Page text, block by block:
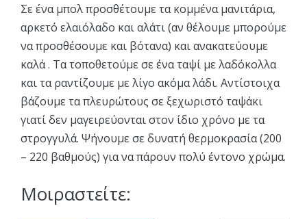
Σε ένα μπολ προσθέτουμε τα κομμένα μανιτάρια,
αρκετό ελαιόλαδο και αλάτι (αν θέλουμε μπορούμε
να προσθέσουμε και βότανα) και ανακατεύουμε
καλά . Τα τοποθετούμε σε ένα ταψί με λαδόκολλα
και τα ραντίζουμε με λίγο ακόμα λάδι. Αντίστοιχα
βάζουμε τα πλευρώτους σε ξεχωριστό ταψάκι
γιατί δεν μαγειρεύονται στον ίδιο χρόνο με τα
στρογγυλά. Ψήνουμε σε δυνατή θερμοκρασία (200
– 220 βαθμούς) για να πάρουν πολύ έντονο χρώμα.
Μοιραστείτε: